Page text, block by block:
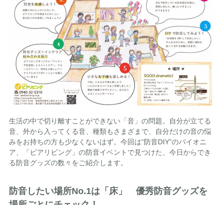
生活の中で切り離すことができない「音」の問題。自分が立てる
音、外から入ってくる音、種類もさまざまで、自分だけの音の悩
みをお持ちの方も少なくないはず。今回は“防音DIY”のパイオニ
ア、「ピアリビング」の防音イベントで見つけた、今日からでき
る防音グッズの数々をご紹介します。
防音したい場所No.1は「床」 優秀防音グッズを